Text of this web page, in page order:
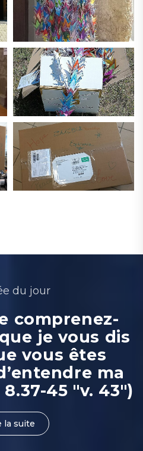
du jour
comprenez-
je vous dis
vous êtes
ma
45 "v. 43")
la suite